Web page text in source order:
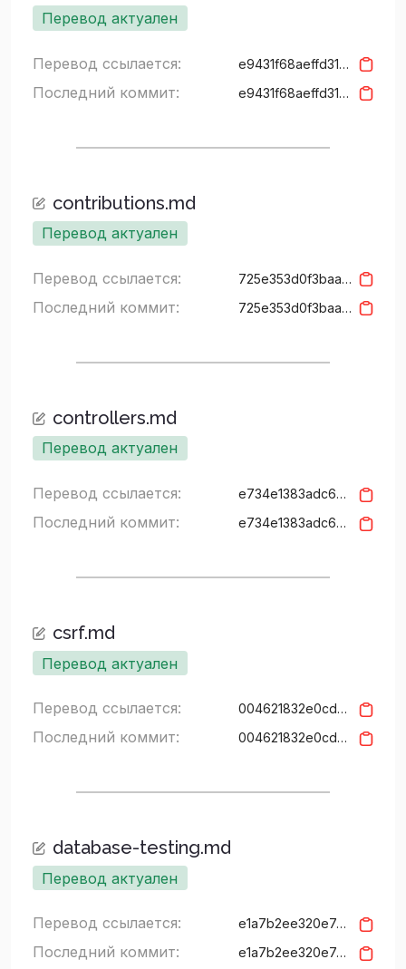
Перевод актуален
Перевод ссылается: e9431f68aeffd314e44666fc794820e3fe6a8b87
Последний коммит: e9431f68aeffd314e44666fc794820e3fe6a8b87
contributions.md
Перевод актуален
Перевод ссылается: 725e353d0f3baab19297eeb429c450f6e4ed7cf2
Последний коммит: 725e353d0f3baab19297eeb429c450f6e4ed7cf2
controllers.md
Перевод актуален
Перевод ссылается: e734e1383adc684b2fca86014915b96b9c16c3d3
Последний коммит: e734e1383adc684b2fca86014915b96b9c16c3d3
csrf.md
Перевод актуален
Перевод ссылается: 004621832e0cdac25323b01fab168de55c94d95c
Последний коммит: 004621832e0cdac25323b01fab168de55c94d95c
database-testing.md
Перевод актуален
Перевод ссылается: e1a7b2ee320e7c3b54847080311ea4fba7d40fd0
Последний коммит: e1a7b2ee320e7c3b54847080311ea4fba7d40fd0